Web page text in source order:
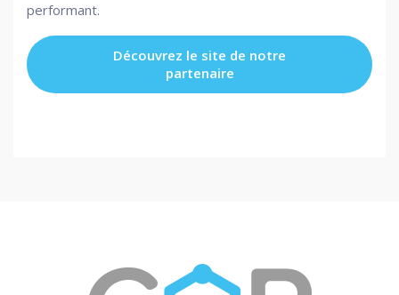
performant.
Découvrez le site de notre
partenaire